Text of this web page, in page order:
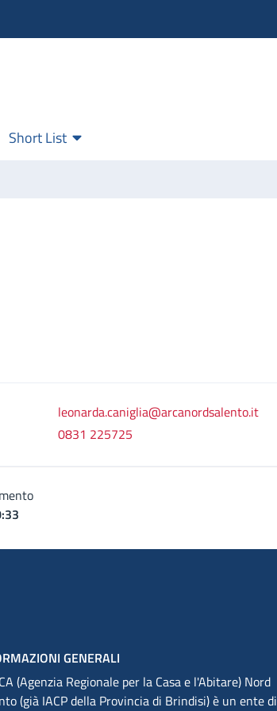
Short List
leonarda.caniglia@arcanordsalento.it
0831 225725
GENERALI
(Agenzia Regionale per la Casa e l'Abitare) Nord
(già IACP della Provincia di Brindisi) è un ente di